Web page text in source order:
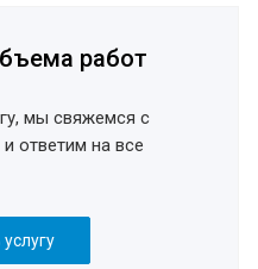
работ
мы свяжемся с
ответим на все